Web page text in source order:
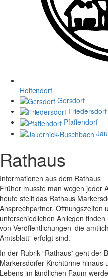
Holtendorf
Gersdorf
Friedersdorf
Pfaffendorf
Rathaus
Informationen aus dem Rathaus
Früher musste man wegen jeder
heute stellt das Rathaus
Ansprechpartner, Öffnungszeiten
unterschiedlichen Anliegen
von Veröffentlichungen, die
Amtsblatt” erfolgt sind.
In der Rubrik “Rathaus” geht der
Markersdorfer Kirchtürme hinaus
Lebens im ländlichen Raum